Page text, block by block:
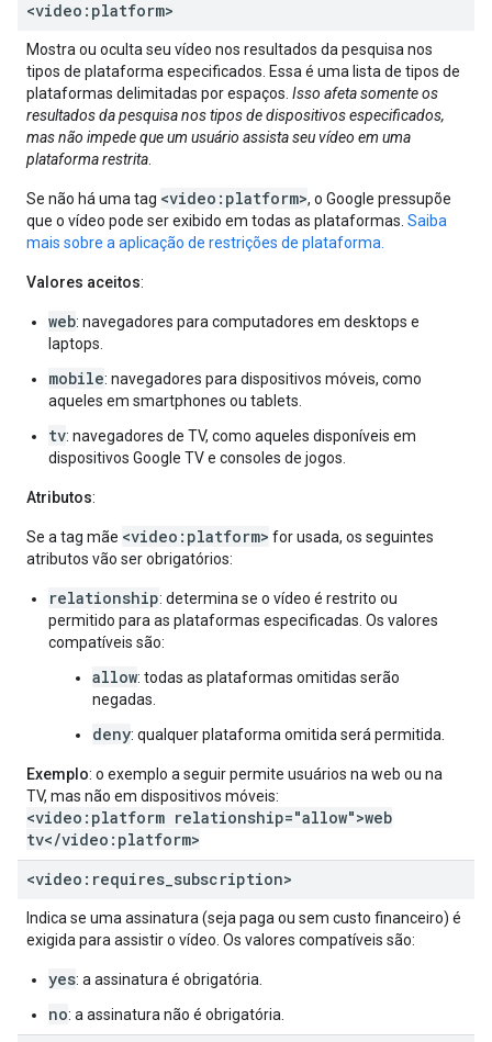
<video:platform>
Mostra ou oculta seu vídeo nos resultados da pesquisa nos
tipos de plataforma especificados. Essa é uma lista de tipos de
plataformas delimitadas por espaços. Isso afeta somente os
resultados da pesquisa nos tipos de dispositivos especificados,
mas não impede que um usuário assista seu vídeo em uma
plataforma restrita
Se não há uma tag <video:platform>, o Google pressupõe
que o vídeo pode ser exibido em todas as plataformas. Saiba
mais sobre a aplicação de restrições de plataforma.
Valores aceitos:
web: navegadores para computadores em desktops e
laptops.
mobile: navegadores para dispositivos móveis, como
aqueles em smartphones ou tablets.
tv: navegadores de TV, como aqueles disponíveis em
dispositivos Google TV e consoles de jogos.
Atributos:
Se a tag mãe <video:platform> for usada, os seguintes
atributos vão ser obrigatórios:
relationship: determina se o vídeo é restrito ou
permitido para as plataformas especificadas. Os valores
compatíveis são:
allow: todas as plataformas omitidas serão
negadas.
deny: qualquer plataforma omitida será permitida.
Exemplo: o exemplo a seguir permite usuários na web ou na
TV, mas não em dispositivos móveis:
<video:platform relationship="allow">web
tv</video:platform>
<video:requires subscription>
Indica se uma assinatura (seja paga ou sem custo financeiro) é
exigida para assistir o vídeo. Os valores compatíveis são:
yes: a assinatura é obrigatória.
no: a assinatura não é obrigatória.